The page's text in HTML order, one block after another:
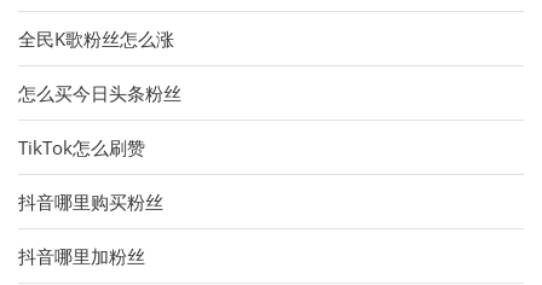
全民K歌粉丝怎么涨
怎么买今日头条粉丝
TikTok怎么刷赞
抖音哪里购买粉丝
抖音哪里加粉丝